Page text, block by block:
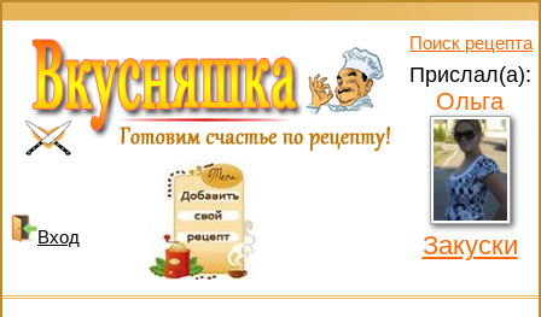
Вход
Поиск рецепта
Прислал(а):
Ольга
Закуски